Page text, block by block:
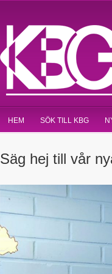
HEM SÖK TILL KBG
Säg hej till vår